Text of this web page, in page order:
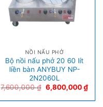
NỒI NẤU PHỞ
Bộ nồi nấu phở 20 60 lít
liền bàn ANYBUY NP-
2N2060L
7,600,000₫ 6,800,000₫